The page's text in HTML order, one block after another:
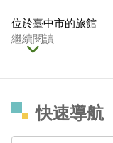
位於臺中市的旅館
繼續閱讀
快速導航